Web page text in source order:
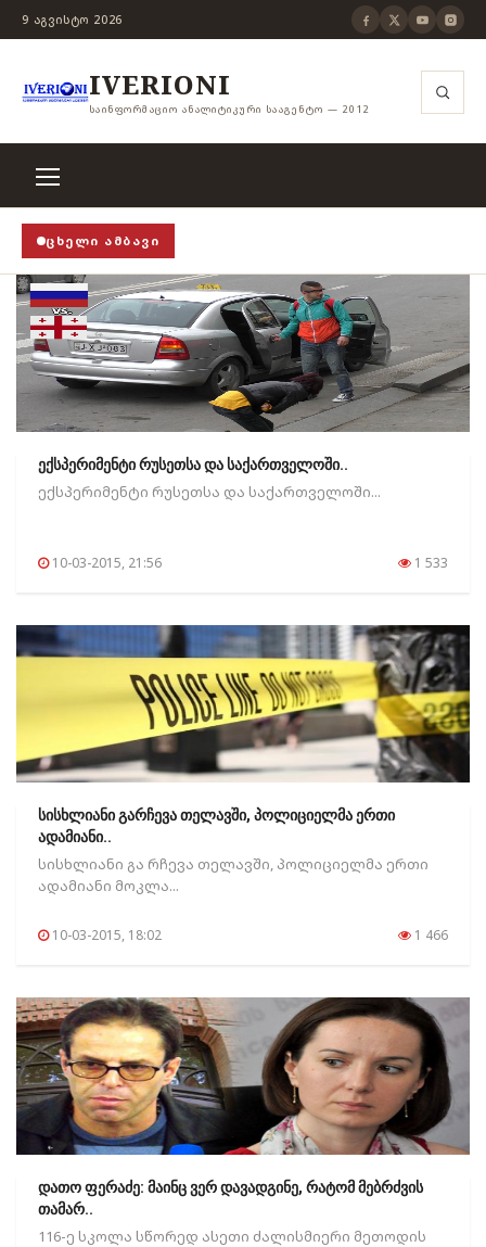
9 ᲐᲒᲕᲘᲡᲢᲝ 2026
IVERIONI
ᲡᲐᲘᲜᲤᲝᲠᲛᲐᲪᲘᲝ ᲐᲜᲐᲚᲘᲢᲘᲙᲣᲠᲘ ᲡᲐᲐᲒᲔᲜᲢᲝ — 2012
ᲪᲮᲔᲚᲘ ᲐᲛᲑᲐᲕᲘ
ჭანჭიკი მოშლილია, ცენზურა უნდა
ექსპერიმენტი რუსეთსა და საქართველოში..
ექსპერიმენტი რუსეთსა და საქართველოში...
10-03-2015, 21:56 1 533
სისხლიანი გარჩევა თელავში, პოლიციელმა ერთი
ადამიანი..
სისხლიანი გა რჩევა თელავში, პოლიციელმა ერთი
ადამიანი მოკლა...
10-03-2015, 18:02 1 466
დათო ფერაძე: მაინც ვერ დავადგინე, რატომ მებრძვის
თამარ..
116-ე სკოლა სწორედ ასეთი ძალისმიერი მეთოდის